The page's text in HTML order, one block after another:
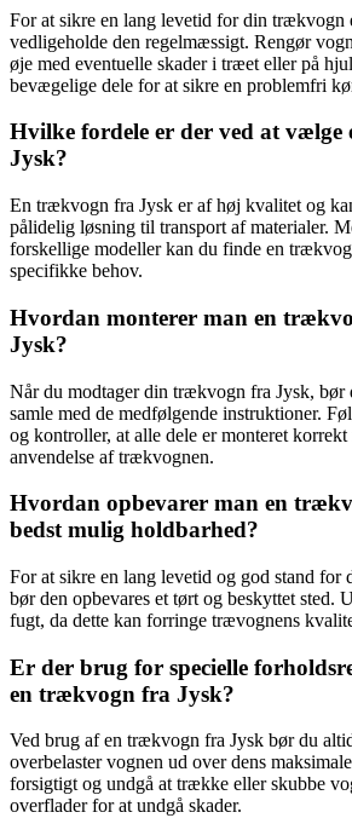
For at sikre en lang levetid for din trækvogn
vedligeholde den regelmæssigt. Rengør
øje med eventuelle skader i træet eller på
bevægelige dele for at sikre en problemfri
Hvilke fordele er der ved at
Jysk?
En trækvogn fra Jysk er af høj kvalitet og
pålidelig løsning til transport af materialer.
forskellige modeller kan du finde en
specifikke behov.
Hvordan monterer man en
Jysk?
Når du modtager din trækvogn fra Jysk, bør
samle med de medfølgende instruktioner.
og kontroller, at alle dele er monteret
anvendelse af trækvognen.
Hvordan opbevarer man en
bedst mulig holdbarhed?
For at sikre en lang levetid og god stand
bør den opbevares et tørt og beskyttet sted.
fugt, da dette kan forringe trævognens
Er der brug for specielle
en trækvogn fra Jysk?
Ved brug af en trækvogn fra Jysk bør du
overbelaster vognen ud over dens
forsigtigt og undgå at trække eller skubbe
overflader for at undgå skader.